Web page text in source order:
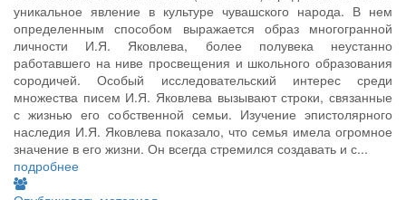
уникальное явление в культуре чувашского народа. В нем
определенным способом выражается образ многогранной
личности И.Я. Яковлева, более полувека неустанно
работавшего на ниве просвещения и школьного образования
сородичей. Особый исследовательский интерес среди
множества писем И.Я. Яковлева вызывают строки, связанные
с жизнью его собственной семьи. Изучение эпистолярного
наследия И.Я. Яковлева показало, что семья имела огромное
значение в его жизни. Он всегда стремился создавать и с...
подробнее